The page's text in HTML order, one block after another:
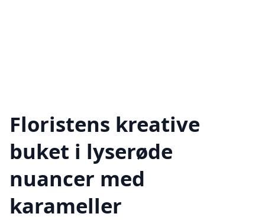
Floristens kreative
buket i lyserøde
nuancer med
karameller